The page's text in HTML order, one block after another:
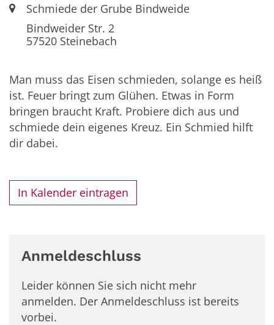
Ort:Schmiede der Grube Bindweide
Bindweider Str. 2
57520Steinebach
Man muss das Eisen schmieden, solange es heiß
ist. Feuer bringt zum Glühen. Etwas in Form
bringen braucht Kraft. Probiere dich aus und
schmiede dein eigenes Kreuz. Ein Schmied hilft
dir dabei.
In Kalender eintragen
Anmeldeschluss
Leider können Sie sich nicht mehr
anmelden. Der Anmeldeschluss ist bereits
vorbei.